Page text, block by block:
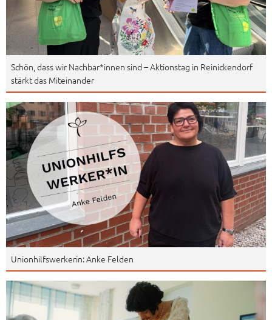
Schön, dass wir Nachbar*innen sind – Aktionstag in Reinickendorf
stärkt das Miteinander
Unionhilfswerkerin: Anke Felden